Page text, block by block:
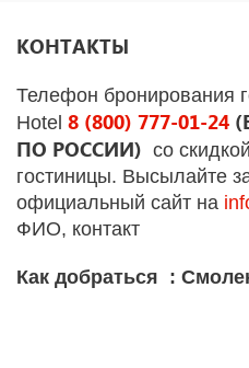
КОНТАКТЫ
Телефон бронирования
Hotel 8 (800) 777-01-24
ПО РОССИИ) со
гостиницы. Высылайте
официальный сайт на
ФИО, контакт
Как добраться :